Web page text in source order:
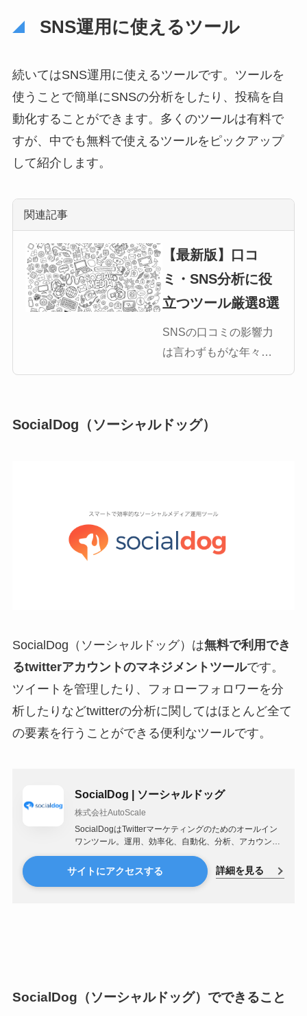
します。「サイト改善
のリソースが足りな
信がない」「ABテス
[…]
SNS運用に使えるツール
続いてはSNS運用に使えるツールです。ツールを
使うことで簡単にSNSの分析をしたり、投稿を自
動化することができます。多くのツールは有料で
すが、中でも無料で使えるツールをピックアップ
して紹介します。
関連記事
【最新版】口コ
ミ・SNS分析に役
立つツール厳選8選
SNSの口コミの影響力
は言わずもがな年々強
くなってきています。
ど向けにtwitterや
析ツールとは SN […]
SocialDog（ソーシャルドッグ）
SocialDog（ソーシャルドッグ）は無料で利用でき
るtwitterアカウントのマネジメントツールです。
ツイートを管理したり、フォローフォロワーを分
析したりなどtwitterの分析に関してはほとんど全て
の要素を行うことができる便利なツールです。
SocialDog | ソーシャルドッグ
株式会社AutoScale
SocialDogはTwitterマーケティングのためのオールイン
ワンツール。運用、効率化、自動化、分析、アカウント
管理、すべてを実現・サポート。
サイトにアクセスする 詳細を見る
SocialDog（ソーシャルドッグ）でできること